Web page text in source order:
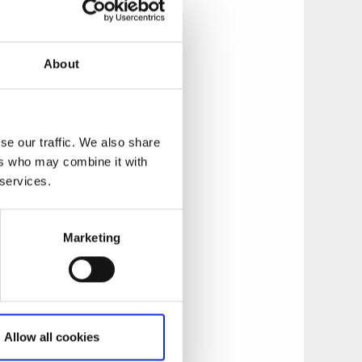
About
our traffic. We also share
who may combine it with
Marketing
Allow all cookies
kan
kan ha
som kult-
ha gjorts, det
men dess
att gå och titta på
om dess
som det är